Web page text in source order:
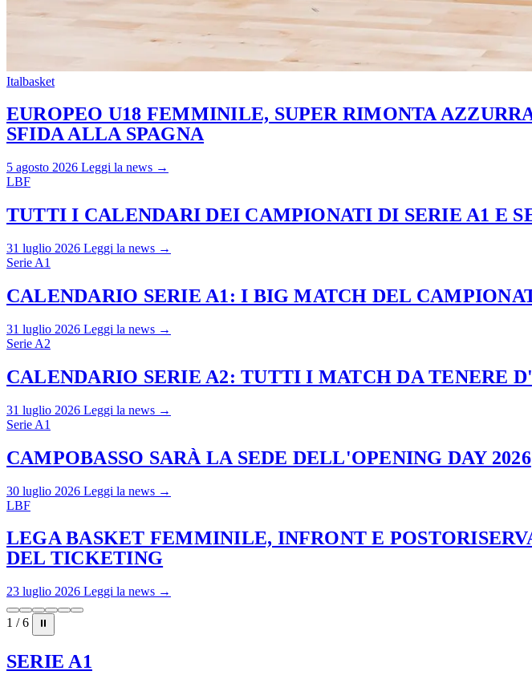
Italbasket
EUROPEO U18 FEMMINILE, SUPER RIMONTA
SFIDA ALLA SPAGNA
5 agosto 2026 Leggi la news →
LBF
TUTTI I CALENDARI DEI CAMPIONATI DI SERIE A1 E
31 luglio 2026 Leggi la news →
Serie A1
CALENDARIO SERIE A1: I BIG MATCH DEL
31 luglio 2026 Leggi la news →
Serie A2
CALENDARIO SERIE A2: TUTTI I MATCH DA TENERE
31 luglio 2026 Leggi la news →
Serie A1
CAMPOBASSO SARÀ LA SEDE DELL'OPENING DAY 2026
30 luglio 2026 Leggi la news →
LBF
LEGA BASKET FEMMINILE, INFRONT E
DEL TICKETING
23 luglio 2026 Leggi la news →
1 / 6 ⏸
SERIE A1